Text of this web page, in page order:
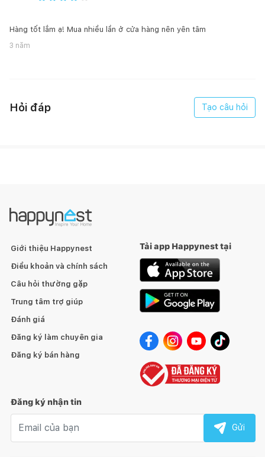
Hàng tốt lắm ạ! Mua nhiều lần ở cửa hàng nên yên tâm
3 năm
Hỏi đáp Tạo câu hỏi
Giới thiệu Happynest
Điều khoản và chính sách
Câu hỏi thường gặp
Trung tâm trợ giúp
Đánh giá
Đăng ký làm chuyên gia
Đăng ký bán hàng
Tải app Happynest tại
Đăng ký nhận tin
Gửi